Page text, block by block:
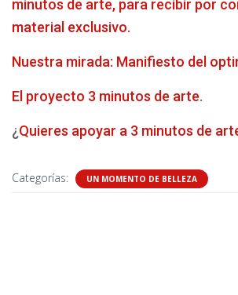
minutos de arte, para recibir por
material exclusivo.
Nuestra mirada: Manifiesto del
El proyecto 3 minutos de arte.
¿Quieres apoyar a 3 minutos de
Categorías: UN MOMENTO DE BELLEZA